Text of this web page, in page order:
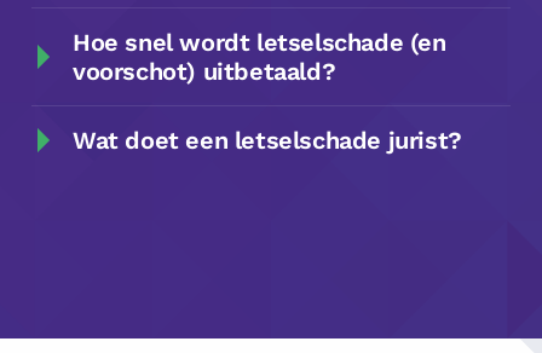
Hoe snel wordt letselschade (en
voorschot) uitbetaald?
Wat doet een letselschade jurist?